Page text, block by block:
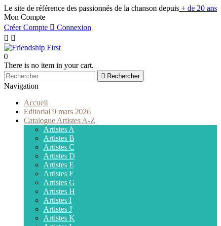
Le site de référence des passionnés de la chanson depuis + de 20 ans
Mon Compte
Créer Compte  Connexion
 
0
There is no item in your cart.
 Rechercher
Navigation
Accueil
Editorial 9 mars 2026
Catalogue Artistes A-Z
Artistes A
Artistes B
Artistes C
Artistes D
Artistes E
Artistes F
Artistes G
Artistes H
Artistes I
Artistes J
Artistes K